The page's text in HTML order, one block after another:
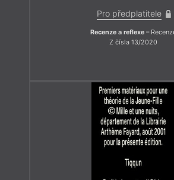
Pro předplatitele
Recenze a reflexe–
Z čísla 13/2020